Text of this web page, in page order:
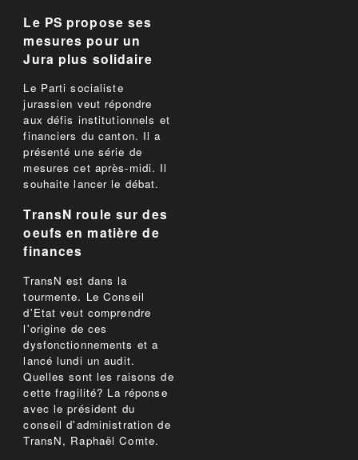
Le PS propose ses
mesures pour un
Jura plus solidaire
Le Parti socialiste
jurassien veut répondre
aux défis institutionnels et
financiers du canton. Il a
présenté une série de
mesures cet après-midi. Il
souhaite lancer le débat.
TransN roule sur des
oeufs en matière de
finances
TransN est dans la
tourmente. Le Conseil
d'Etat veut comprendre
l'origine de ces
dysfonctionnements et a
lancé lundi un audit.
Quelles sont les raisons de
cette fragilité? La réponse
avec le président du
conseil d'administration de
TransN, Raphaël Comte.